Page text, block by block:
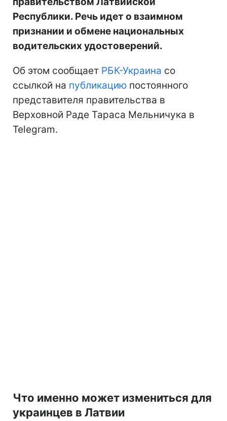
Республики. Речь идет о взаимном
признании и обмене национальных
водительских удостоверений.
Об этом сообщает РБК-Украина со
ссылкой на публикацию постоянного
представителя правительства в
Верховной Раде Тараса Мельничука в
Telegram.
Что именно может измениться для
украинцев в Латвии